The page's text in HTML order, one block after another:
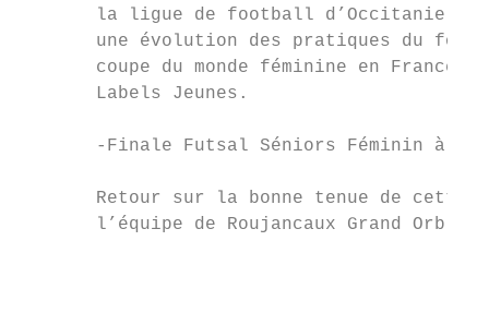
la ligue de football d’Occitanie,
une évolution des pratiques du
coupe du monde féminine en France
       Labels Jeunes.
-Finale Futsal Séniors Féminin à
Retour sur la bonne tenue de cette
l’équipe de Roujancaux Grand Orb